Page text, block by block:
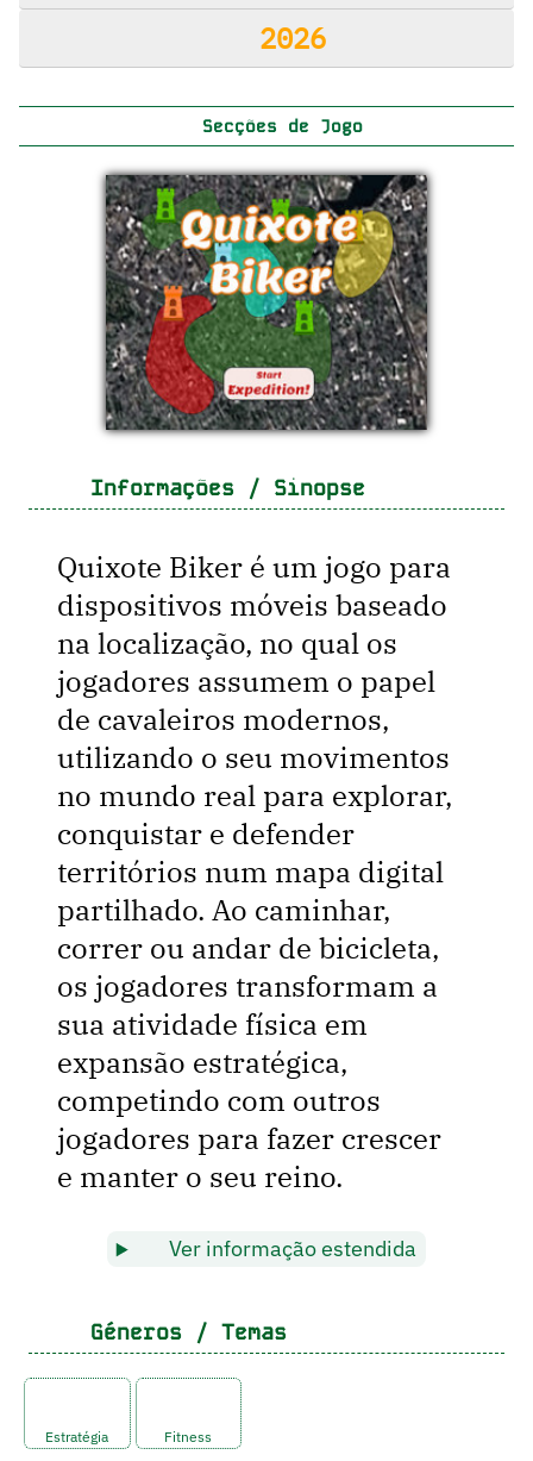
2026
Secções de Jogo
Informações / Sinopse
Quixote Biker é um jogo para
dispositivos móveis baseado
na localização, no qual os
jogadores assumem o papel
de cavaleiros modernos,
utilizando o seu movimentos
no mundo real para explorar,
conquistar e defender
territórios num mapa digital
partilhado. Ao caminhar,
correr ou andar de bicicleta,
os jogadores transformam a
sua atividade física em
expansão estratégica,
competindo com outros
jogadores para fazer crescer
e manter o seu reino.
Ver informação estendida
Géneros / Temas
Estratégia Fitness